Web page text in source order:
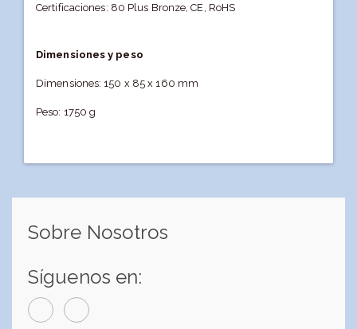
Certificaciones: 80 Plus Bronze, CE, RoHS
Dimensiones y peso
Dimensiones: 150 x 85 x 160 mm
Peso: 1750 g
Sobre Nosotros
Síguenos en: